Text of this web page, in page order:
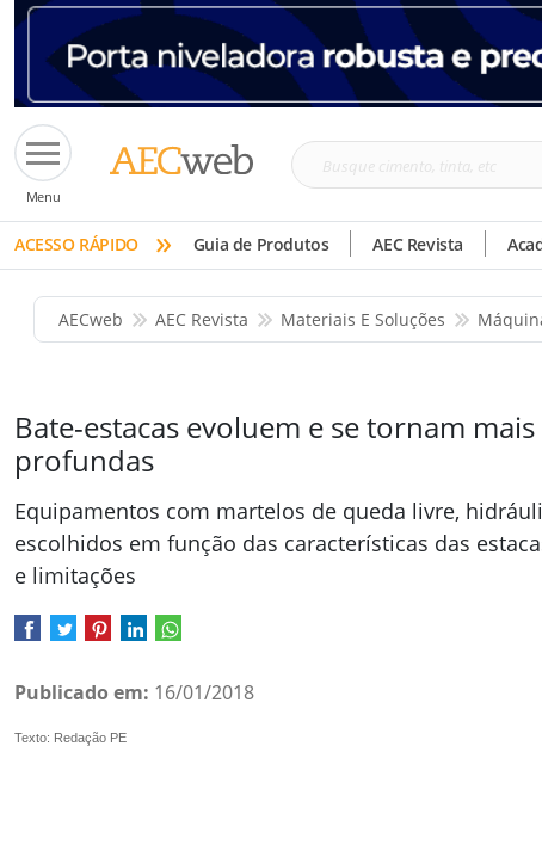
Menu
Busque
tinta,
etc
ACESSO RÁPIDO » Guia de Produtos AEC Revista
AECweb AEC Revista Materiais E Soluções
Bate-estacas evoluem e se tornam
profundas
Equipamentos com martelos de queda livre,
escolhidos em função das características das
e limitações
Publicado em: 16/01/2018
Texto: Redação PE